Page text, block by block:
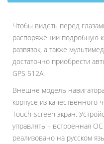
Чтобы видеть перед
распоряжении подробную
развязок, а также
достаточно приобрести
GPS 512A.
Внешне модель
корпусе из качественного
Touch-screen экран.
управлять – встроенная
реализовано на русском